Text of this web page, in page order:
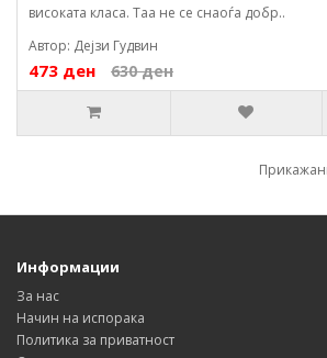
високата класа. Таа не се снаоѓа добр..
Автор: Дејзи Гудвин
473 ден 630 ден
Информации
За нас
Начин на испорака
Политика за приватност